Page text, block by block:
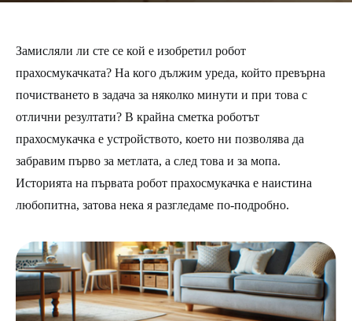
Замисляли ли сте се кой е изобретил робот
прахосмукачката? На кого дължим уреда, който превърна
почистването в задача за няколко минути и при това с
отлични резултати? В крайна сметка роботът
прахосмукачка е устройството, което ни позволява да
забравим първо за метлата, а след това и за мопа.
Историята на първата робот прахосмукачка е наистина
любопитна, затова нека я разгледаме по-подробно.